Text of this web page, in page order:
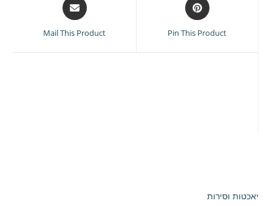
in
new
Pin This Product
in
new
Mail This Product
יאכטות וסירות